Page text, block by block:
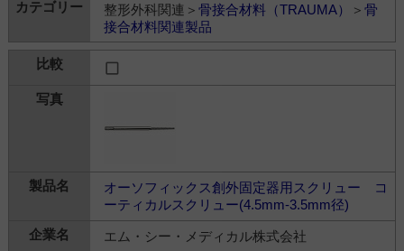
整形外科関連＞ 骨接合材料（TRAUMA） ＞ 骨
接合材料関連製品
オーソフィックス創外固定器用スクリュー コ
ーティカルスクリュー(4.5mm-3.5mm径)
エム・シー・メディカル株式会社